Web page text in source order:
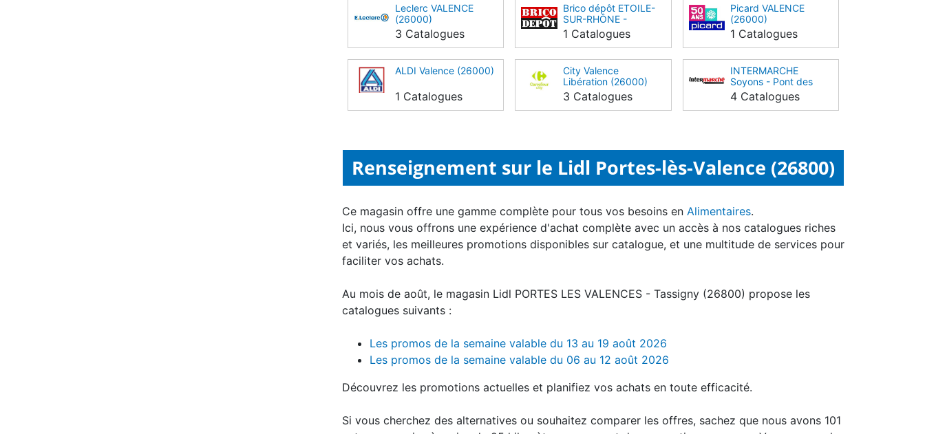
Leclerc VALENCE
(26000)
3 Catalogues
Brico dépôt ETOILE-
SUR-RHÔNE -
VALENCE (26800)
1 Catalogues
Picard VALENCE
(26000)
1 Catalogues
ALDI Valence (26000)
1 Catalogues
City Valence
Libération (26000)
3 Catalogues
INTERMARCHE
Soyons - Pont des
Lônes (07130)
4 Catalogues
Renseignement sur le Lidl Portes-lès-Valence (26800)
Ce magasin offre une gamme complète pour tous vos besoins en Alimentaires.
Ici, nous vous offrons une expérience d'achat complète avec un accès à nos catalogues riches
et variés, les meilleures promotions disponibles sur catalogue, et une multitude de services pour
faciliter vos achats.
Au mois de août, le magasin Lidl PORTES LES VALENCES - Tassigny (26800) propose les
catalogues suivants :
Les promos de la semaine valable du 13 au 19 août 2026
Les promos de la semaine valable du 06 au 12 août 2026
Découvrez les promotions actuelles et planifiez vos achats en toute efficacité.
Si vous cherchez des alternatives ou souhaitez comparer les offres, sachez que nous avons 101